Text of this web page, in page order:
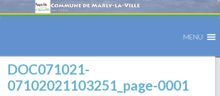
MENU
DOC071021-
07102021103251_page-0001